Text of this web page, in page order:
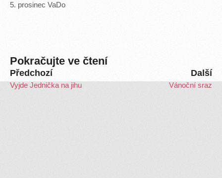
5. prosinec VaDo
Pokračujte ve čtení
Další
Vánoční sraz
Předchozí
Vyjde Jednička na jihu